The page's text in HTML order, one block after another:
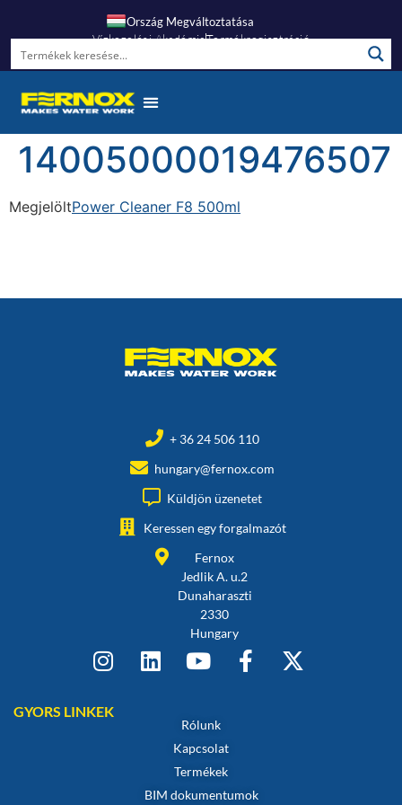
Ország Megváltoztatása
Vízkezelési AkadémiaTermékregisztráció
14005000019476507
MegjelöltPower Cleaner F8 500ml
+ 36 24 506 110
hungary@fernox.com
Küldjön üzenetet
Keressen egy forgalmazót
Fernox
Jedlik A. u.2
Dunaharaszti
2330
Hungary
GYORS LINKEK
Rólunk
Kapcsolat
Termékek
BIM dokumentumok